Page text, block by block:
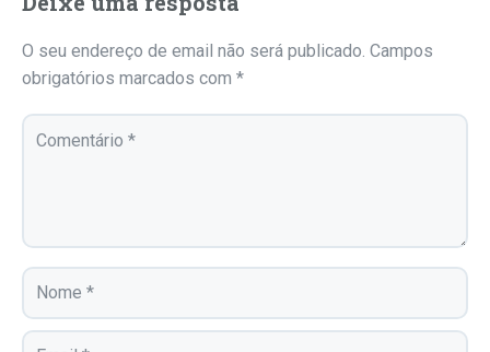
O seu endereço de email não será publicado. Campos
obrigatórios marcados com *